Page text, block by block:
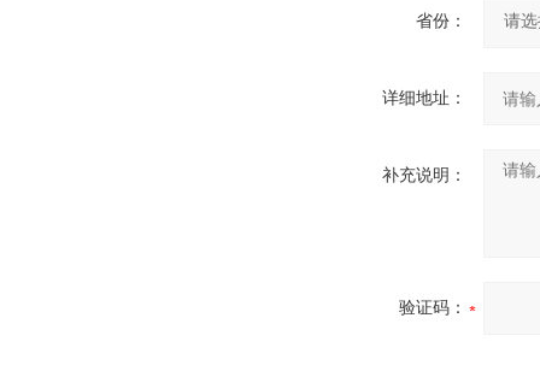
省份：
详细地址：
补充说明：
验证码：